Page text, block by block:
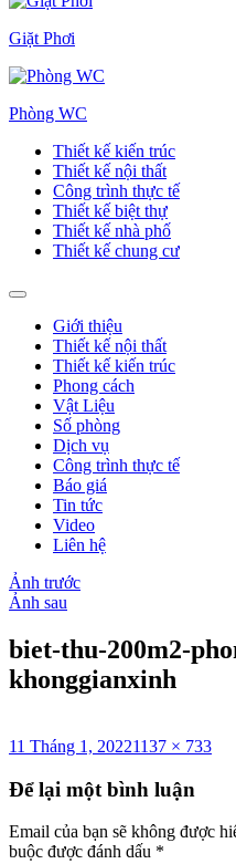
Giặt Phơi
Phòng WC
Thiết kế kiến trúc
Thiết kế nội thất
Công trình thực tế
Thiết kế biệt thự
Thiết kế nhà phố
Thiết kế chung cư
Giới thiệu
Thiết kế nội thất
Thiết kế kiến trúc
Phong cách
Vật Liệu
Số phòng
Dịch vụ
Công trình thực tế
Báo giá
Tin tức
Video
Liên hệ
Ảnh trước
Ảnh sau
biet-thu-200m2-
khonggianxinh
Đăng
ngày
11 Tháng 1, 2022Kích
đầy
1137 × 733
Để lại một bình luận
Email của bạn sẽ không được
buộc được đánh dấu *